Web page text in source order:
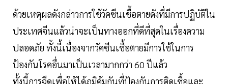
ด้วยเหตุผลดังกล่าวการใช้วัคซีนเชื้อตายดังที่มีการปฏิบัติใน
ประเทศจีนแล้วน่าจะเป็นทางออกที่ดีที่สุดในเรื่องความ
ปลอดภัย ทั้งนี้เนื่องจากวัคซีนเชื้อตายมีการใช้ในการ
ป้องกันโรคอื่นมาเป็นเวลามากกว่า 60 ปีแล้ว
ทั้งนี้การฉีดเพื่อให้ได้ภูมิคุ้มกันที่ป้องกันการติดเชื้อและ